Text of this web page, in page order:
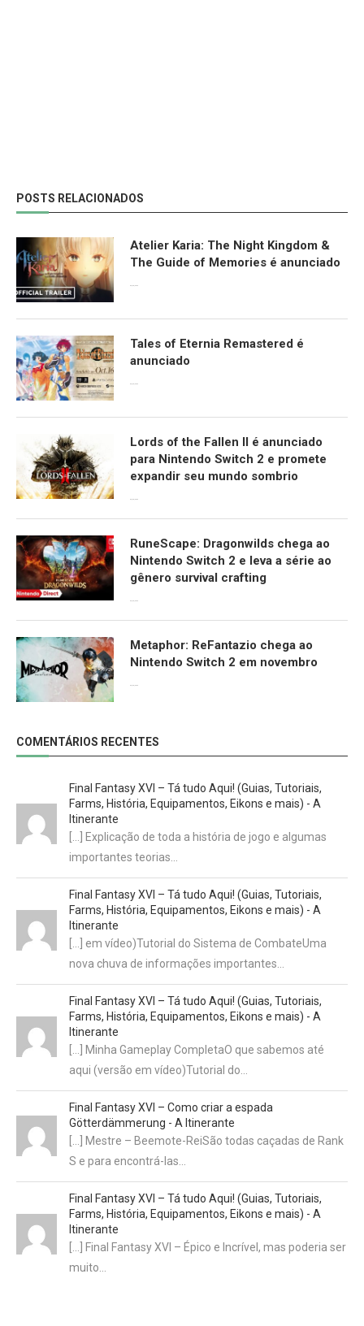
POSTS RELACIONADOS
Atelier Karia: The Night Kingdom &
The Guide of Memories é anunciado
Tales of Eternia Remastered é
anunciado
Lords of the Fallen II é anunciado
para Nintendo Switch 2 e promete
expandir seu mundo sombrio
RuneScape: Dragonwilds chega ao
Nintendo Switch 2 e leva a série ao
gênero survival crafting
Metaphor: ReFantazio chega ao
Nintendo Switch 2 em novembro
COMENTÁRIOS RECENTES
Final Fantasy XVI – Tá tudo Aqui! (Guias, Tutoriais,
Farms, História, Equipamentos, Eikons e mais) - A
Itinerante
[…] Explicação de toda a história de jogo e algumas
importantes teorias…
Final Fantasy XVI – Tá tudo Aqui! (Guias, Tutoriais,
Farms, História, Equipamentos, Eikons e mais) - A
Itinerante
[…] em vídeo)Tutorial do Sistema de CombateUma
nova chuva de informações importantes…
Final Fantasy XVI – Tá tudo Aqui! (Guias, Tutoriais,
Farms, História, Equipamentos, Eikons e mais) - A
Itinerante
[…] Minha Gameplay CompletaO que sabemos até
aqui (versão em vídeo)Tutorial do…
Final Fantasy XVI – Como criar a espada
Götterdämmerung - A Itinerante
[…] Mestre – Beemote-ReiSão todas caçadas de Rank
S e para encontrá-las…
Final Fantasy XVI – Tá tudo Aqui! (Guias, Tutoriais,
Farms, História, Equipamentos, Eikons e mais) - A
Itinerante
[…] Final Fantasy XVI – Épico e Incrível, mas poderia ser
muito…